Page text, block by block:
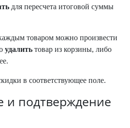
для пересчета итоговой суммы
товаром можно произвести
удалить товар из корзины, либо
в соответствующее поле.
подтверждение